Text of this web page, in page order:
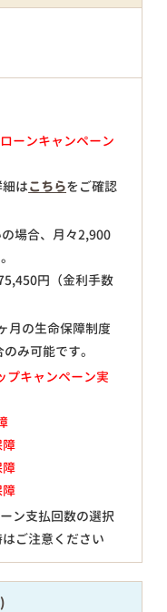
ーンキャンペーン
はこちらをご確認
場合、月々2,900
円（金利手数
月の生命保障制度
み可能です。
プキャンペーン実
ン支払回数の選択
ご注意ください